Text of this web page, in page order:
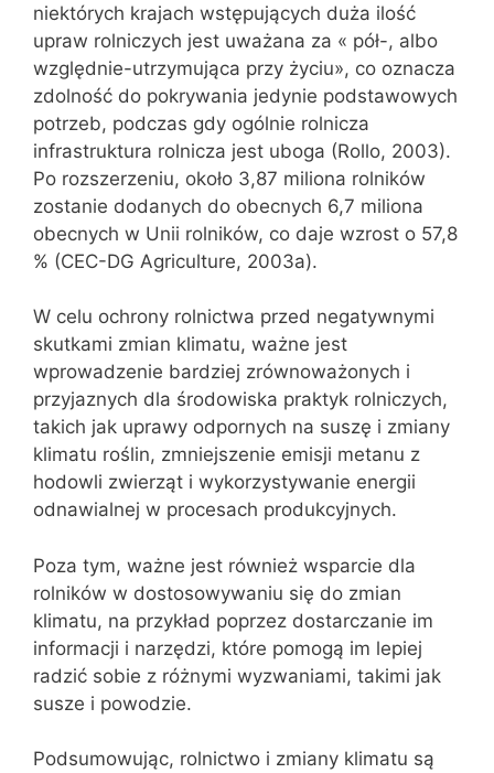
niektórych krajach wstępujących duża ilość
upraw rolniczych jest uważana za « pół-, albo
względnie-utrzymująca przy życiu», co oznacza
zdolność do pokrywania jedynie podstawowych
potrzeb, podczas gdy ogólnie rolnicza
infrastruktura rolnicza jest uboga (Rollo, 2003).
Po rozszerzeniu, około 3,87 miliona rolników
zostanie dodanych do obecnych 6,7 miliona
obecnych w Unii rolników, co daje wzrost o 57,8
% (CEC-DG Agriculture, 2003a).
W celu ochrony rolnictwa przed negatywnymi
skutkami zmian klimatu, ważne jest
wprowadzenie bardziej zrównoważonych i
przyjaznych dla środowiska praktyk rolniczych,
takich jak uprawy odpornych na suszę i zmiany
klimatu roślin, zmniejszenie emisji metanu z
hodowli zwierząt i wykorzystywanie energii
odnawialnej w procesach produkcyjnych.
Poza tym, ważne jest również wsparcie dla
rolników w dostosowywaniu się do zmian
klimatu, na przykład poprzez dostarczanie im
informacji i narzędzi, które pomogą im lepiej
radzić sobie z różnymi wyzwaniami, takimi jak
susze i powodzie.
Podsumowując, rolnictwo i zmiany klimatu są